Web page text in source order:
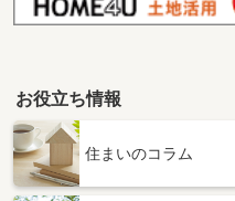
お役立ち情報
住まいのコラム